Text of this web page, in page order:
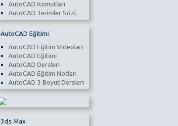
AutoCAD Komutları
AutoCAD Terimler Sözl.
AutoCAD Eğitimi
AutoCAD Eğitim Videoları
AutoCAD Eğitimi
AutoCAD Dersleri
AutoCAD Eğitim Notları
AutoCAD 3 Boyut Dersleri
3ds Max